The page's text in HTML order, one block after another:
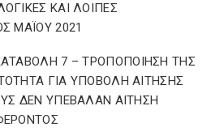
ΚΑΙ ΛΟΙΠΕΣ
ΜΑΪΟΥ 2021
7 – ΤΡΟΠΟΠΟΙΗΣΗ ΤΗΣ
ΓΙΑ ΥΠΟΒΟΛΗ ΑΙΤΗΣΗΣ
ΔΕΝ ΥΠΕΒΑΛΑΝ ΑΙΤΗΣΗ